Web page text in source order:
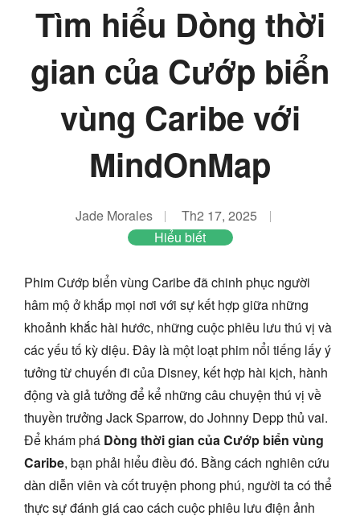
Tìm hiểu Dòng thời
gian của Cướp biển
vùng Caribe với
MindOnMap
Jade Morales
Th2 17, 2025
Hiểu biết
Phim Cướp biển vùng Caribe đã chinh phục người
hâm mộ ở khắp mọi nơi với sự kết hợp giữa những
khoảnh khắc hài hước, những cuộc phiêu lưu thú vị và
các yếu tố kỳ diệu. Đây là một loạt phim nổi tiếng lấy ý
tưởng từ chuyến đi của Disney, kết hợp hài kịch, hành
động và giả tưởng để kể những câu chuyện thú vị về
thuyền trưởng Jack Sparrow, do Johnny Depp thủ vai.
Để khám phá Dòng thời gian của Cướp biển vùng
Caribe, bạn phải hiểu điều đó. Bằng cách nghiên cứu
dàn diễn viên và cốt truyện phong phú, người ta có thể
thực sự đánh giá cao cách cuộc phiêu lưu điện ảnh